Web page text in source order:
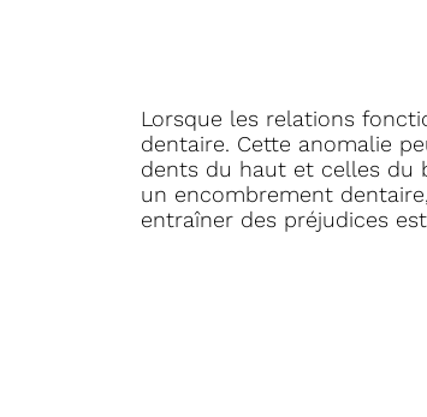
Lorsque les relations
dentaire. Cette anomalie
dents du haut et celles du
un encombrement
entraîner des préjudices